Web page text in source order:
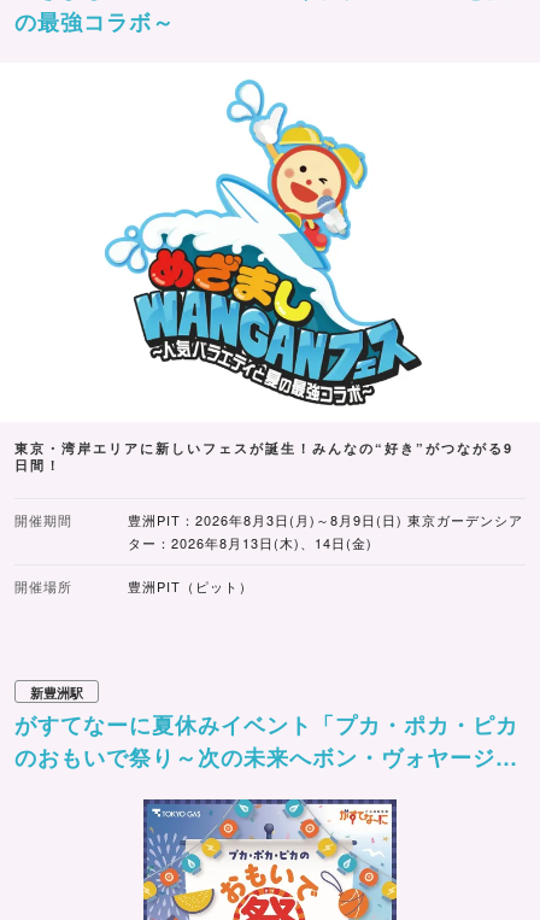
の最強コラボ～
東京・湾岸エリアに新しいフェスが誕生！みんなの“好き”がつながる9
日間！
開催期間
豊洲PIT：2026年8月3日(月)～8月9日(日) 東京ガーデンシア
ター：2026年8月13日(木)、14日(金)
開催場所 豊洲PIT（ピット）
新豊洲駅
がすてなーに夏休みイベント「プカ・ポカ・ピカ
のおもいで祭り～次の未来へボン・ヴォヤージ